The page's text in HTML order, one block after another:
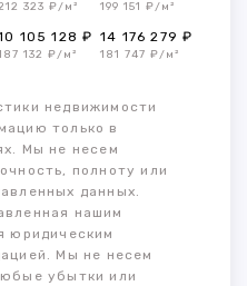
323 ₽/м² 199 151 ₽/м²
105 128 ₽
132 ₽/м²
14 176 279 ₽
181 747 ₽/м²
недвижимости
только в
Мы не несем
полноту или
данных.
нашим
юридическим
Мы не несем
убытки или